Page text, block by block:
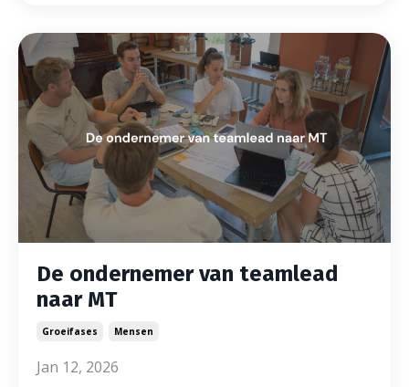
De ondernemer van teamlead
naar MT
Groeifases Mensen
Jan 12, 2026